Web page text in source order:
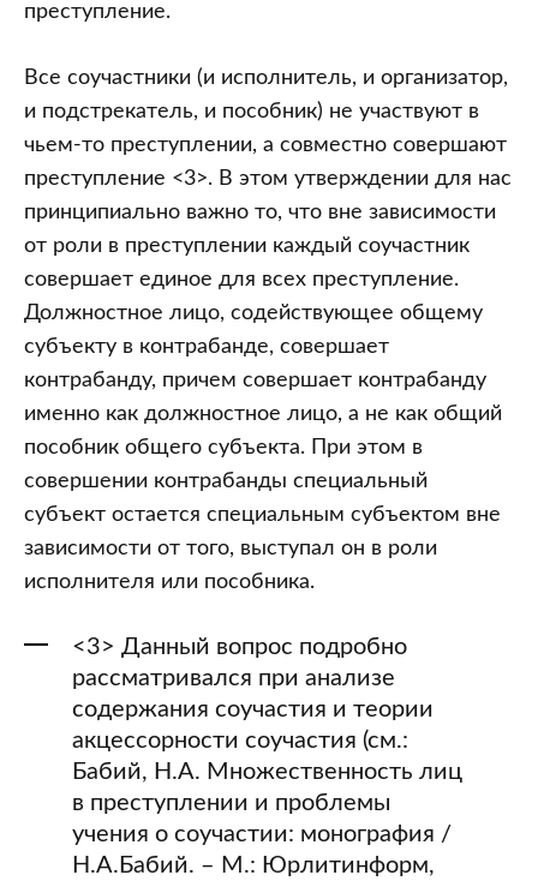
преступление.
Все соучастники (и исполнитель, и организатор,
и подстрекатель, и пособник) не участвуют в
чьем-то преступлении, а совместно совершают
преступление <3>. В этом утверждении для нас
принципиально важно то, что вне зависимости
от роли в преступлении каждый соучастник
совершает единое для всех преступление.
Должностное лицо, содействующее общему
субъекту в контрабанде, совершает
контрабанду, причем совершает контрабанду
именно как должностное лицо, а не как общий
пособник общего субъекта. При этом в
совершении контрабанды специальный
субъект остается специальным субъектом вне
зависимости от того, выступал он в роли
исполнителя или пособника.
<3> Данный вопрос подробно
рассматривался при анализе
содержания соучастия и теории
акцессорности соучастия (см.:
Бабий, Н.А. Множественность лиц
в преступлении и проблемы
учения о соучастии: монография /
Н.А.Бабий. – М.: Юрлитинформ,